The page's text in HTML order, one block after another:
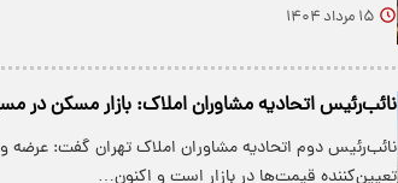
۱۵ مرداد ۱۴۰۴
نائب‌رئیس اتحادیه مشاوران املاک: بازار مسکن در
نائب‌رئیس دوم اتحادیه مشاوران املاک تهران گفت: عرضه